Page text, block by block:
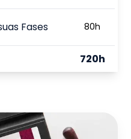
Fases 80h
720h